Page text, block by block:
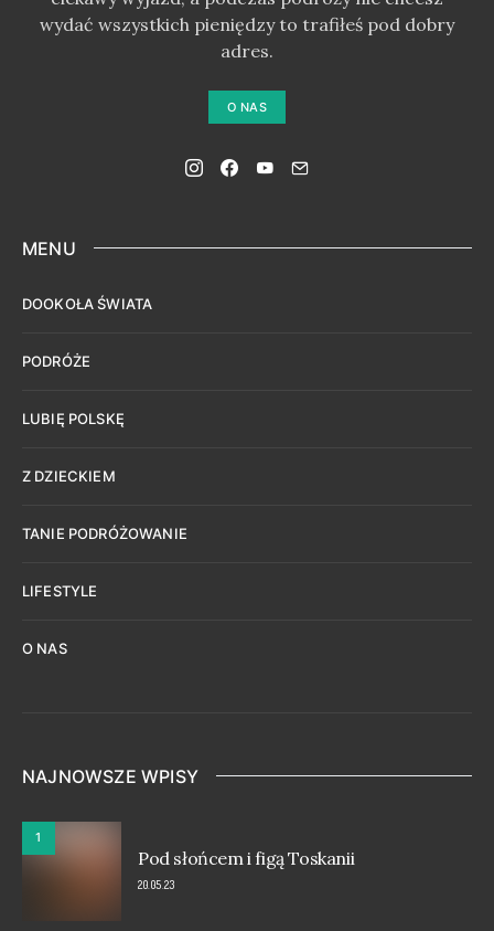
wydać wszystkich pieniędzy to trafiłeś pod dobry
adres.
O NAS
MENU
DOOKOŁA ŚWIATA
PODRÓŻE
LUBIĘ POLSKĘ
Z DZIECKIEM
TANIE PODRÓŻOWANIE
LIFESTYLE
O NAS
NAJNOWSZE WPISY
1
Pod słońcem i figą Toskanii
20.05.23